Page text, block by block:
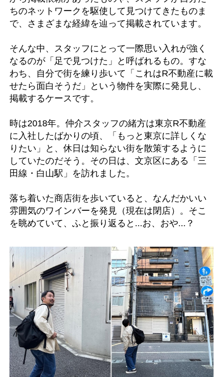
ちのネットワークを駆使して見つけてきたものま
で、さまざまな経緯を辿って掲載されています。
そんな中、スタッフにとって一際思い入れが強く
なるのが「足で見つけた」と呼ばれるもの。すな
わち、自分で街を練り歩いて「これはR不動産に載
せたら面白そうだ」という物件を実際に発見し、
掲載するケースです。
時は2018年。仲介スタッフの緒方は東京R不動産
に入社したばかりの頃、「もっと東京に詳しくな
りたい」と、休日は知らない街を散策するように
していたのだそう。その日は、文京区にある「三
田線・白山駅」を訪れました。
落ち着いた商店街を歩いていると、なんだかいい
雰囲気のワインバーを発見（現在は閉店）。そこ
を眺めていて、ふと振り返ると...お、おや...？